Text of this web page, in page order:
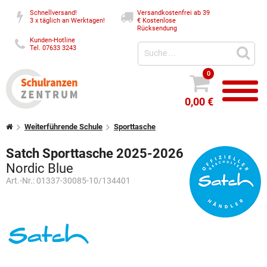
Schnellversand!
3 x täglich an Werktagen!
Versandkostenfrei ab 39
€Kostenlose
Rücksendung
Kunden-Hotline
Tel. 07633 3243
0
0,00 €
Weiterführende Schule Sporttasche
Satch Sporttasche 2025-2026
Nordic Blue
Art.-Nr.: 01337-30085-10/134401